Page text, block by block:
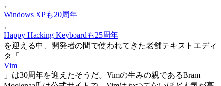
Windows XPも20周年
Happy Hacking Keyboardも25周年
を迎える中、開発者の間で使われてきた老舗テキストエディ
タ「
Vim
」は30周年を迎えたそうだ。Vimの生みの親であるBram